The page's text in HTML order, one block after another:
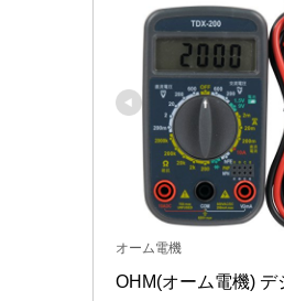
オーム電機
OHM(オーム電機) デ